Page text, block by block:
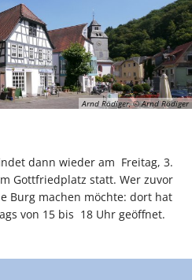
Arnd Rödiger, © Arnd Rödiger
dann wieder am Freitag, 3.
Gottfriedplatz statt. Wer zuvor
Burg machen möchte: dort hat
von 15 bis 18 Uhr geöffnet.